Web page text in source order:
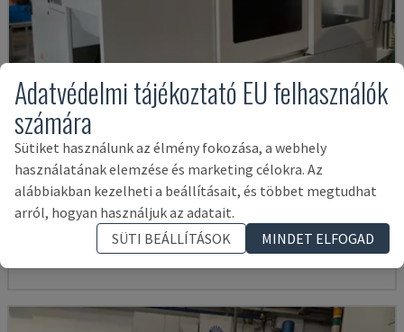
U5-1530
SPINNER - FÜGGŐLEGES MEGMUNKÁLÓKÖZPONT
NÉMETORSZÁG 2021 6.000 ÓRA
145,000 €
Adatvédelmi tájékoztató EU felhasználók
számára
Sütiket használunk az élmény fokozása, a webhely
használatának elemzése és marketing célokra. Az
alábbiakban kezelheti a beállításait, és többet megtudhat
arról, hogyan használjuk az adatait.
SÜTI BEÁLLÍTÁSOK
MINDET ELFOGAD